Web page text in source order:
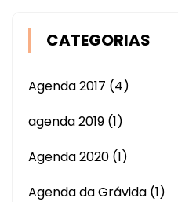
CATEGORIAS
Agenda 2017 (4)
agenda 2019 (1)
Agenda 2020 (1)
Agenda da Grávida (1)